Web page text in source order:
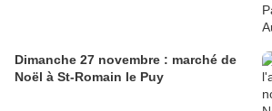
Dimanche 27 novembre : marché de
Noël à St-Romain le Puy